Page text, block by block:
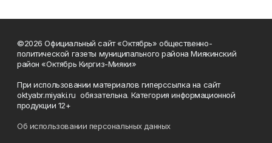
©2026 Официальный сайт «Октябрь» общественно-
политической газеты муниципального района Миякинский
район «Октябрь Киргиз-Мияки»
При использовании материалов гиперссылка на сайт
oktyabr.miyaki.ru обязательна. Категория информационной
продукции 12+
Об использовании персональных данных